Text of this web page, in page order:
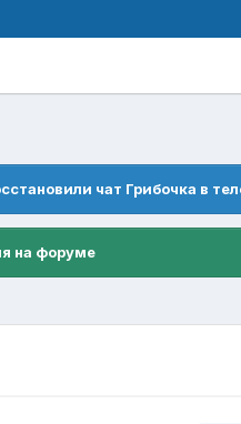
чат Грибочка в
на форуме